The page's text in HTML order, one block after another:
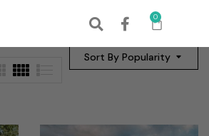
0
Sort By Popularity